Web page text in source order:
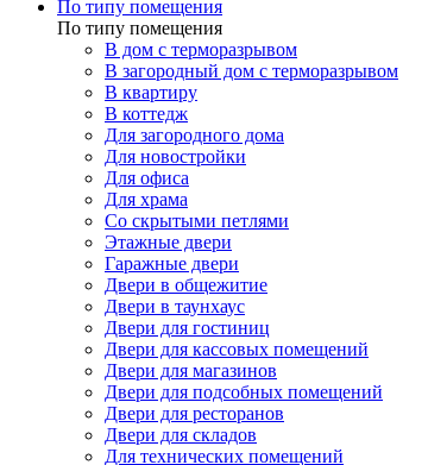
По типу помещения
По типу помещения
В дом с терморазрывом
В загородный дом с терморазрывом
В квартиру
В коттедж
Для загородного дома
Для новостройки
Для офиса
Для храма
Со скрытыми петлями
Этажные двери
Гаражные двери
Двери в общежитие
Двери в таунхаус
Двери для гостиниц
Двери для кассовых помещений
Двери для магазинов
Двери для подсобных помещений
Двери для ресторанов
Двери для складов
Для технических помещений